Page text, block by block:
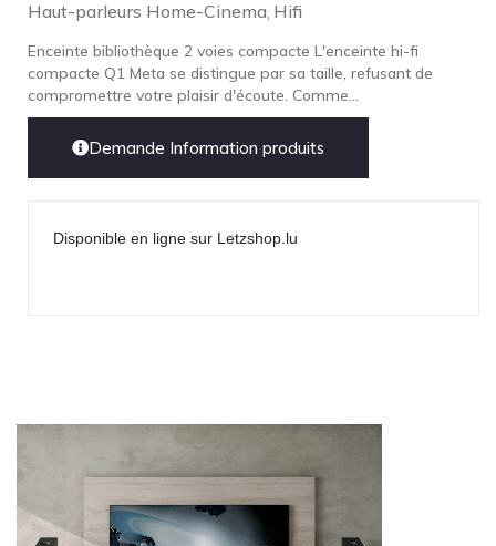
Haut-parleurs Home-Cinema Hifi
Enceinte bibliothèque 2 voies compacte L'enceinte hi-fi
compacte Q1 Meta se distingue par sa taille, refusant de
compromettre votre plaisir d'écoute. Comme...
Demande Information produits
Disponible en ligne sur Letzshop.lu